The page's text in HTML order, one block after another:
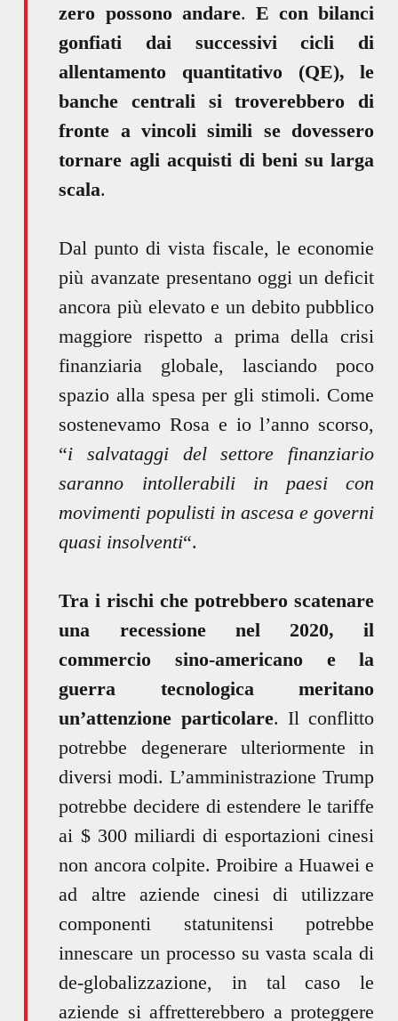
zero possono andare. E con bilanci
gonfiati dai successivi cicli di
allentamento quantitativo (QE), le
banche centrali si troverebbero di
fronte a vincoli simili se dovessero
tornare agli acquisti di beni su larga
scala.
Dal punto di vista fiscale, le economie
più avanzate presentano oggi un deficit
ancora più elevato e un debito pubblico
maggiore rispetto a prima della crisi
finanziaria globale, lasciando poco
spazio alla spesa per gli stimoli. Come
sostenevamo Rosa e io l’anno scorso,
“i salvataggi del settore finanziario
saranno intollerabili in paesi con
movimenti populisti in ascesa e governi
quasi insolventi“.
Tra i rischi che potrebbero scatenare
una recessione nel 2020, il
commercio sino-americano e la
guerra tecnologica meritano
un’attenzione particolare. Il conflitto
potrebbe degenerare ulteriormente in
diversi modi. L’amministrazione Trump
potrebbe decidere di estendere le tariffe
ai $ 300 miliardi di esportazioni cinesi
non ancora colpite. Proibire a Huawei e
ad altre aziende cinesi di utilizzare
componenti statunitensi potrebbe
innescare un processo su vasta scala di
de-globalizzazione, in tal caso le
aziende si affretterebbero a proteggere